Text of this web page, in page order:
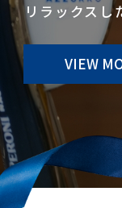
リラックスし
VIEW